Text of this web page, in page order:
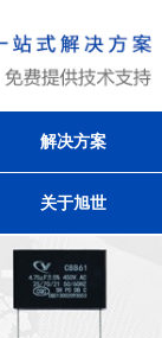
解决方案
关于旭世